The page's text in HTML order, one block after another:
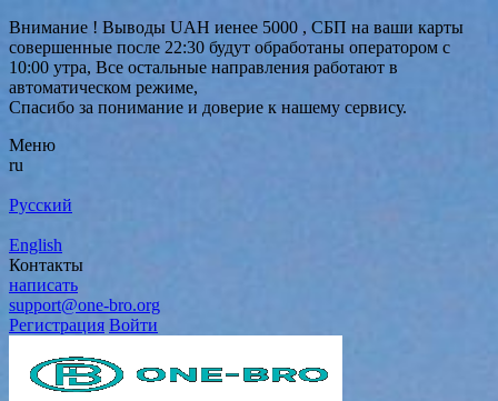
Внимание ! Выводы UAH иенее 5000 , СБП на ваши карты
совершенные после 22:30 будут обработаны оператором с
10:00 утра, Все остальные направления работают в
автоматическом режиме,
Спасибо за понимание и доверие к нашему сервису.
Меню
ru
Русский
English
Контакты
написать
support@one-bro.org
Регистрация Войти